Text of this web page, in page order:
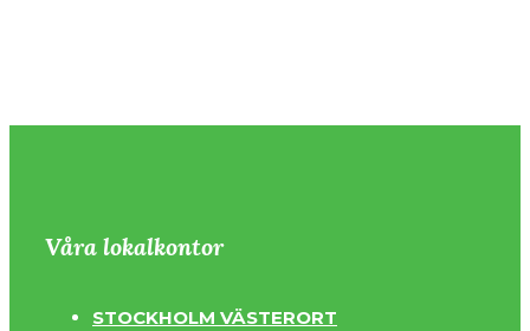
Våra lokalkontor
STOCKHOLM VÄSTERORT